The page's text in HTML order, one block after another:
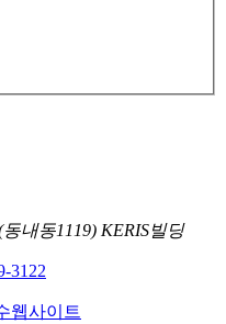
내동1119) KERIS빌딩
3122